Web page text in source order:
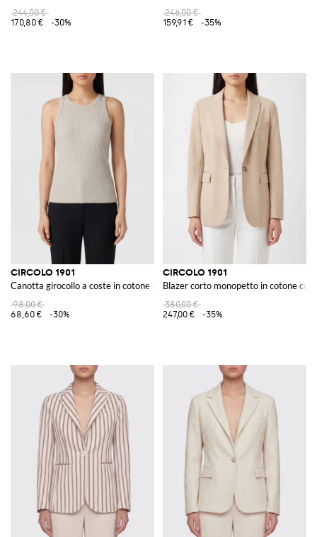
244,00 €
170,80 €
-30%
246,00 €
159,91 €
-35%
CIRCOLO 1901
Canotta girocollo a coste in cotone stretch dalla vestibilità regular
98,00 €
68,60 €
-30%
CIRCOLO 1901
Blazer corto monopetto in cotone con
380,00 €
247,00 €
-35%